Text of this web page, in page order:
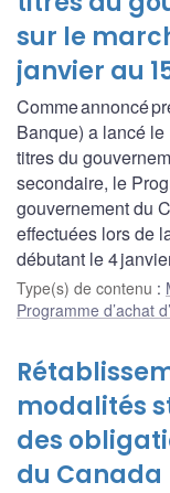
sur le
janvier au
Comme annoncé
Banque) a lancé le
titres du
secondaire, le
gouvernement du
effectuées lors de
débutant le 4
Type(s) de contenu :
Programme d’achat
modalités
des
du Canada